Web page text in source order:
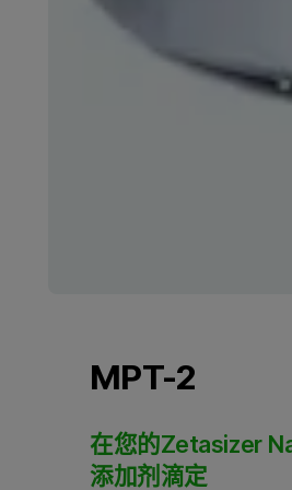
MPT-2
在您的Zetasizer
添加剂滴定